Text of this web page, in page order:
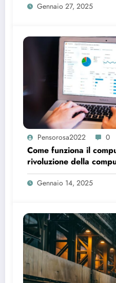
Gennaio 27, 2025
Pensorosa2022 0
Come funziona il
rivoluzione della
Gennaio 14, 2025